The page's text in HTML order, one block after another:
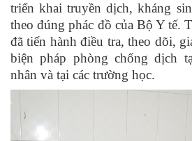
triển khai truyền dịch, kháng
theo đúng phác đồ của Bộ Y tế.
đã tiến hành điều tra, theo dõi,
biện pháp phòng chống dịch
nhân và tại các trường học.